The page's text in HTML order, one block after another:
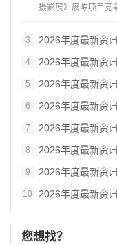
摄影展》展陈项目竞
3 2026年度最新资
4 2026年度最新资
5 2026年度最新资
6 2026年度最新资
7 2026年度最新资
8 2026年度最新资
9 2026年度最新资
10 2026年度最新资
您想找？